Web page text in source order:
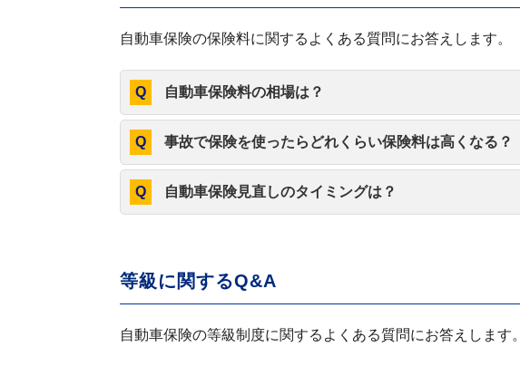
自動車保険の保険料に関するよくある質問にお答えします。
自動車保険料の相場は？
事故で保険を使ったらどれくらい保険料は高くなる？
自動車保険見直しのタイミングは？
等級に関するQ&A
自動車保険の等級制度に関するよくある質問にお答えします。